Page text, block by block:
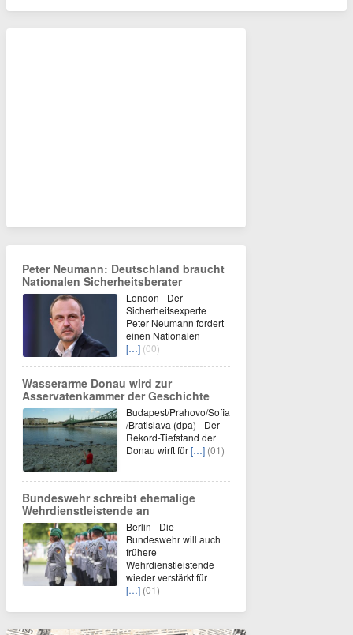
Peter Neumann: Deutschland braucht
Nationalen Sicherheitsberater
London - Der
Sicherheitsexperte
Peter Neumann fordert
einen Nationalen
[…] (00)
Wasserarme Donau wird zur
Asservatenkammer der Geschichte
Budapest/Prahovo/Sofia
/Bratislava (dpa) - Der
Rekord-Tiefstand der
Donau wirft für[…] (01)
Bundeswehr schreibt ehemalige
Wehrdienstleistende an
Berlin - Die
Bundeswehr will auch
frühere
Wehrdienstleistende
wieder verstärkt für
[…] (01)